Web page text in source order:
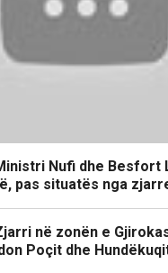
Nufi dhe Besfort
pas situatës nga
në zonën e
Poçit dhe